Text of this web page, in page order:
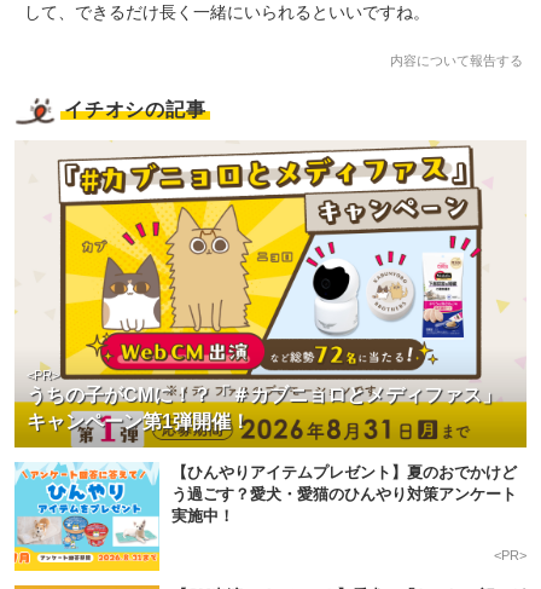
して、できるだけ長く一緒にいられるといいですね。
内容について報告する
イチオシの記事
うちの子がCMに！？「＃カブニョロとメディファス」
キャンペーン第1弾開催！
<PR>
【ひんやりアイテムプレゼント】夏のおでかけど
う過ごす？愛犬・愛猫のひんやり対策アンケート
実施中！
<PR>